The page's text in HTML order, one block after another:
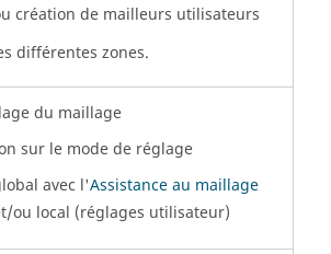
création de mailleurs utilisateurs
différentes zones.
du maillage
sur le mode de réglage
avec l'Assistance au maillage
ou local (réglages utilisateur)